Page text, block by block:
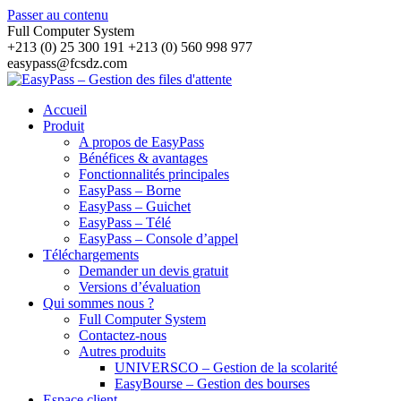
Passer au contenu
Full Computer System
+213 (0) 25 300 191 +213 (0) 560 998 977
easypass@fcsdz.com
Accueil
Produit
A propos de EasyPass
Bénéfices & avantages
Fonctionnalités principales
EasyPass – Borne
EasyPass – Guichet
EasyPass – Télé
EasyPass – Console d’appel
Téléchargements
Demander un devis gratuit
Versions d’évaluation
Qui sommes nous ?
Full Computer System
Contactez-nous
Autres produits
UNIVERSCO – Gestion de la scolarité
EasyBourse – Gestion des bourses